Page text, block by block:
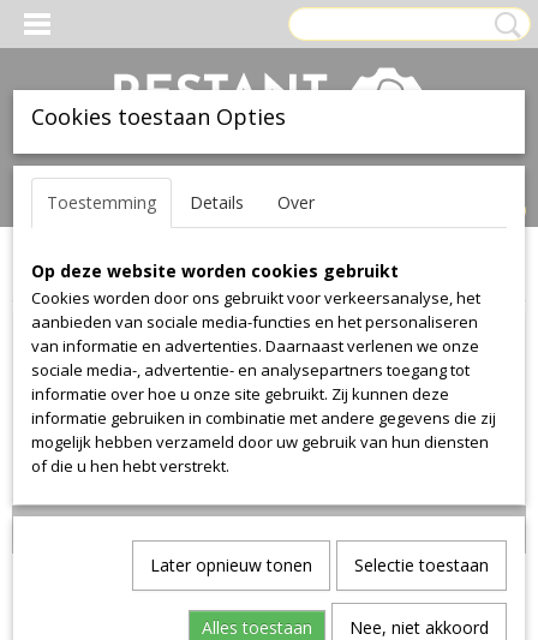
Inloggen Registreren
(0)
Home >Stof>Vd-voort>Brunovo>Brunovo B173
Brunovo B173
Cookies toestaan Opties
Toestemming Details Over
Op deze website worden cookies gebruikt
Cookies worden door ons gebruikt voor verkeersanalyse, het
aanbieden van sociale media-functies en het personaliseren
van informatie en advertenties. Daarnaast verlenen we onze
sociale media-, advertentie- en analysepartners toegang tot
informatie over hoe u onze site gebruikt. Zij kunnen deze
informatie gebruiken in combinatie met andere gegevens die zij
mogelijk hebben verzameld door uw gebruik van hun diensten
of die u hen hebt verstrekt.
Later opnieuw tonen Selectie toestaan
Alles toestaan Nee, niet akkoord